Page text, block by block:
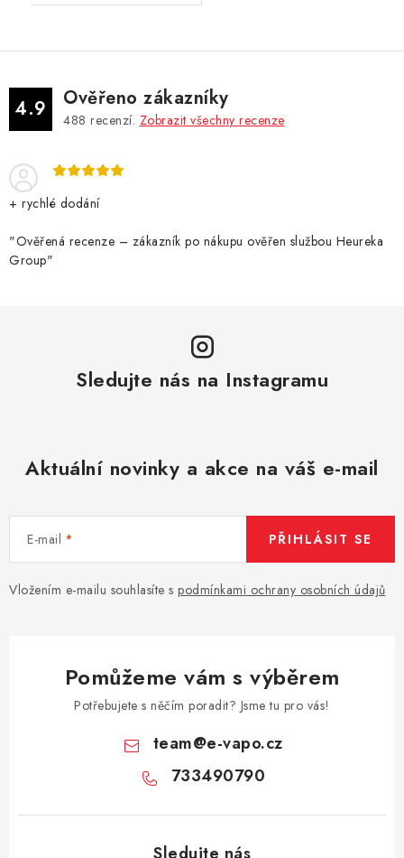
4.9 Ověřeno zákazníky
488 recenzí. Zobrazit všechny recenze
+ rychlé dodání
"Ověřená recenze – zákazník po nákupu ověřen službou Heureka
Group"
Sledujte nás na Instagramu
Aktuální novinky a akce na váš e-mail
E-mail
Vložením e-mailu souhlasíte s podmínkami ochrany osobních údajů
PŘIHLÁSIT SE
Pomůžeme vám s výběrem
Potřebujete s něčím poradit? Jsme tu pro vás!
team@e-vapo.cz
733490790